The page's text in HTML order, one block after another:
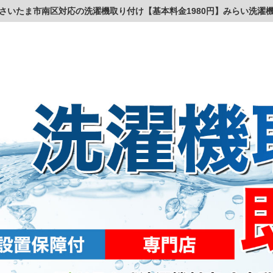
いたま市南区対応の洗濯機取り付け【基本料金1980円】みらい洗濯